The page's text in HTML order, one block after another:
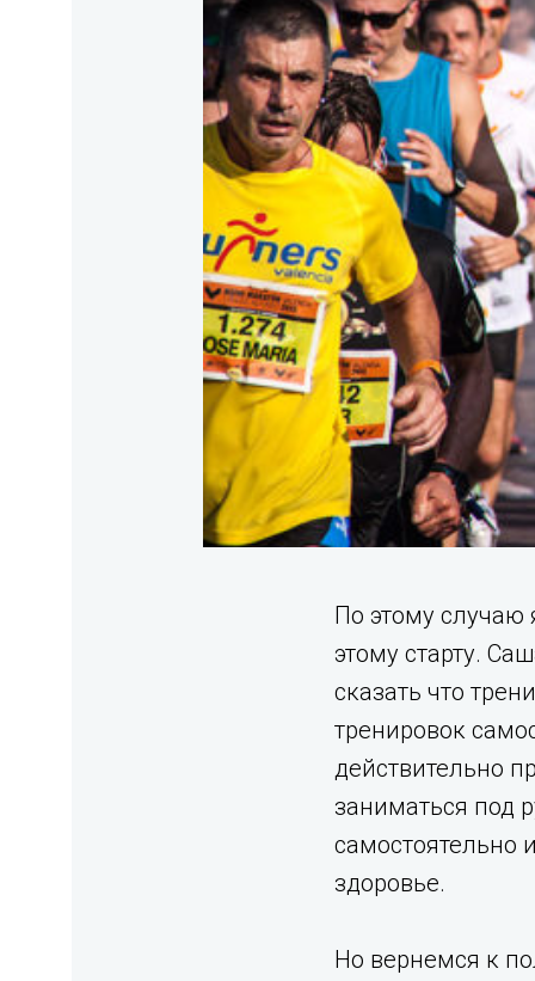
По этому случаю
этому старту.
сказать что
тренировок
действительно
заниматься под
самостоятельно
здоровье.
Но вернемся к